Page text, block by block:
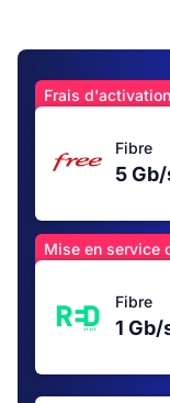
Frais
Fibre
5
Mise en service
Fibre
1 Gb/